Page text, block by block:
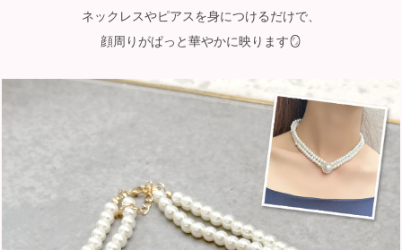
ネックレスやピアスを身につけるだけで、
顔周りがぱっと華やかに映ります🪞